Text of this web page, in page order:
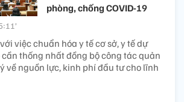
phòng, chống COVID-19
việc chuẩn hóa y tế cơ sở, y tế dự
thống nhất đồng bộ công tác quản
về nguồn lực, kinh phí đầu tư cho lĩnh